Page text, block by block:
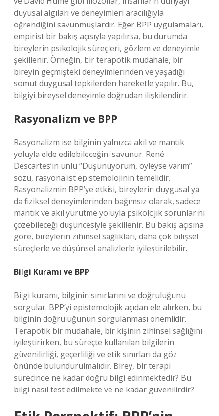
duyusal algıları ve deneyimleri aracılığıyla
öğrendiğini savunmuşlardır. Eğer BPP uygulamaları,
empirist bir bakış açısıyla yapılırsa, bu durumda
bireylerin psikolojik süreçleri, gözlem ve deneyimle
şekillenir. Örneğin, bir terapötik müdahale, bir
bireyin geçmişteki deneyimlerinden ve yaşadığı
somut duygusal tepkilerden hareketle yapılır. Bu,
bilgiyi bireysel deneyimle doğrudan ilişkilendirir.
Rasyonalizm ve BPP
Rasyonalizm ise bilginin yalnızca akıl ve mantık
yoluyla elde edilebileceğini savunur. René
Descartes’ın ünlü “Düşünüyorum, öyleyse varım”
sözü, rasyonalist epistemolojinin temelidir.
Rasyonalizmin BPP’ye etkisi, bireylerin duygusal ya
da fiziksel deneyimlerinden bağımsız olarak, sadece
mantık ve akıl yürütme yoluyla psikolojik sorunlarını
çözebileceği düşüncesiyle şekillenir. Bu bakış açısına
göre, bireylerin zihinsel sağlıkları, daha çok bilişsel
süreçlerle ve düşünsel analizlerle iyileştirilebilir.
Bilgi Kuramı ve BPP
Bilgi kuramı, bilginin sınırlarını ve doğruluğunu
sorgular. BPP’yi epistemolojik açıdan ele alırken, bu
bilginin doğruluğunun sorgulanması önemlidir.
Terapötik bir müdahale, bir kişinin zihinsel sağlığını
iyileştirirken, bu süreçte kullanılan bilgilerin
güvenilirliği, geçerliliği ve etik sınırları da göz
önünde bulundurulmalıdır. Birey, bir terapi
sürecinde ne kadar doğru bilgi edinmektedir? Bu
bilgi nasıl test edilmekte ve ne kadar güvenilirdir?